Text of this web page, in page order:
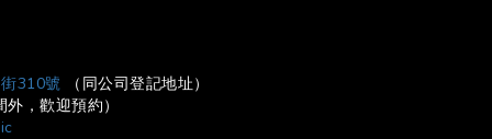
310號 （同公司登記地址）
，歡迎預約）